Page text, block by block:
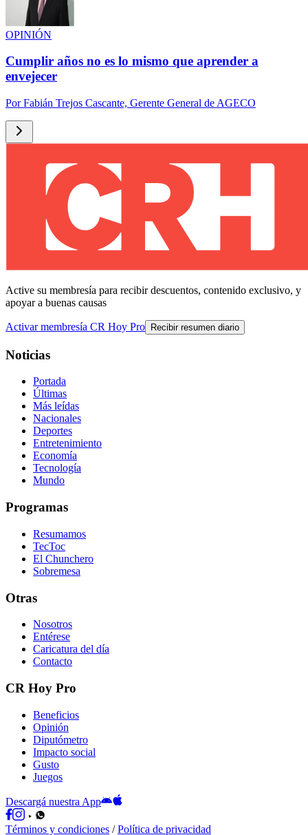
OPINIÓN
Cumplir años no es lo mismo que aprender a
envejecer
PorFabián Trejos Cascante, Gerente General de AGECO
Active su membresía para recibir descuentos, contenido exclusivo, y
apoyar a buenas causas
Activar membresía CR Hoy Pro Recibir resumen diario
Noticias
Portada
Últimas
Más leídas
Nacionales
Deportes
Entretenimiento
Economía
Tecnología
Mundo
Programas
Resumamos
TecToc
El Chunchero
Sobremesa
Otras
Nosotros
Entérese
Caricatura del día
Contacto
CR Hoy Pro
Beneficios
Opinión
Diputómetro
Impacto social
Gusto
Juegos
Descargá nuestra App
Términos y condiciones /Política de privacidad